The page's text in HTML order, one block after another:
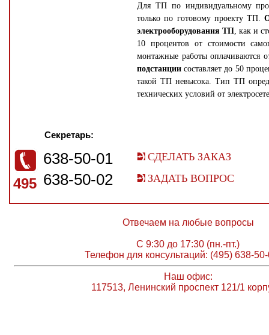
Секретарь:
495
638-50-01
638-50-02
Для ТП по индивидуальному
только по готовому проекту ТП.
электрооборудования ТП, как и
10 процентов от стоимости
монтажные работы оплачиваются
подстанции составляет до 50
такой ТП невысока. Тип ТП
технических условий от
СДЕЛАТЬ ЗАКАЗ
ЗАДАТЬ ВОПРОС
Отвечаем на любые вопросы
С 9:30 до 17:30 (пн.-пт.)
Телефон для консультаций: (495) 638-
Наш офис:
117513, Ленинский проспект 121/1